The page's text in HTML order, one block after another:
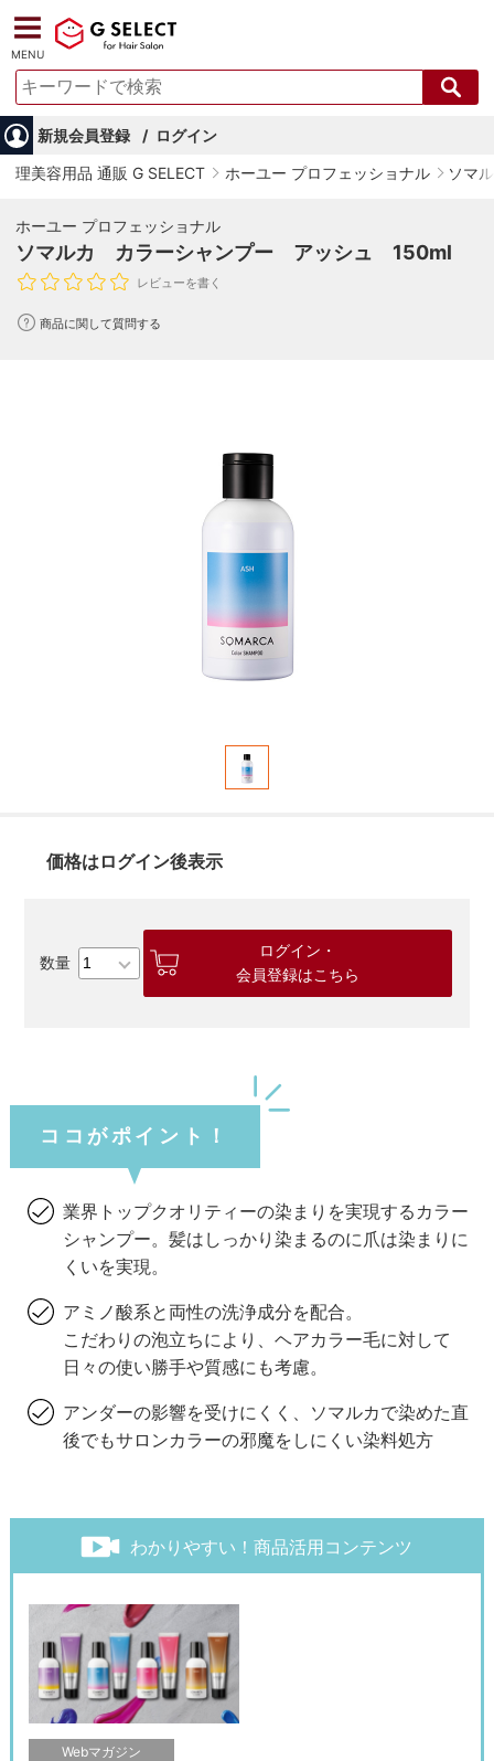
MENU
新規会員登録
ログイン
理美容用品 通販 G SELECT
ホーユー プロフェッショナル ソマ
ホーユー プロフェッショナル
ソマルカ カラーシャンプー アッシュ 150ml
レビューを書く
商品に関して質問する
価格はログイン後表示
ログイン・
会員登録はこちら
ココがポイント！
業界トップクオリティーの染まりを実現するカラー
シャンプー。髪はしっかり染まるのに爪は染まりに
くいを実現。
アミノ酸系と両性の洗浄成分を配合。
こだわりの泡立ちにより、ヘアカラー毛に対して
日々の使い勝手や質感にも考慮。
アンダーの影響を受けにくく、ソマルカで染めた直
後でもサロンカラーの邪魔をしにくい染料処方
わかりやすい！商品活用コンテンツ
Webマガジン